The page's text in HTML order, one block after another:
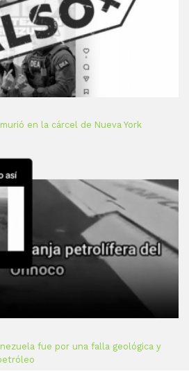
en la cárcel de Nueva York
fue por una falla geológica y